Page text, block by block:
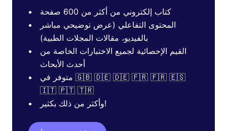
كتاب إلكتروني من أكثر من 600 صفحة
المحتوى التفاعلي (عرض توضيحي مباشر
بالفيديو، مقالات المجلات الطبية)
القيم الإحصائية لجميع الاختبارات الخاصة من
أحدث الأبحاث
متوفر في 🇬🇧 🇩🇪 🇩🇪 🇫🇷 🇫🇷 🇪🇸
🇮🇹 🇵🇹 🇹🇷
وأكثر من ذلك بكثير!